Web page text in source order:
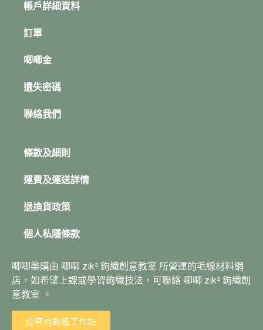
帳戶詳細資料
訂單
唧唧金
遺失密碼
聯絡我們
條款及細則
運費及運送詳情
退換貨政策
個人私隱條款
唧唧樂購由 唧唧 zik² 鉤織創意教室 所營運的毛線材料網
店，如希望上課或學習鉤織技法，可聯絡 唧唧 zik² 鉤織創
意教室 。
查詢鉤織工作坊